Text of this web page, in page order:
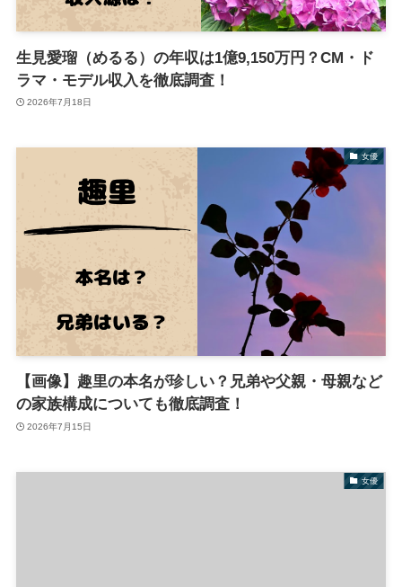
生見愛瑠（めるる）の年収は1億9,150万円？CM・ド
ラマ・モデル収入を徹底調査！
2026年7月18日
女優
【画像】趣里の本名が珍しい？兄弟や父親・母親など
の家族構成についても徹底調査！
2026年7月15日
女優